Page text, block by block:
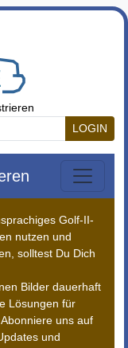
LOGIN
Golf-II-
nutzen und
solltest Du Dich
Bilder dauerhaft
Lösungen für
uns auf
und